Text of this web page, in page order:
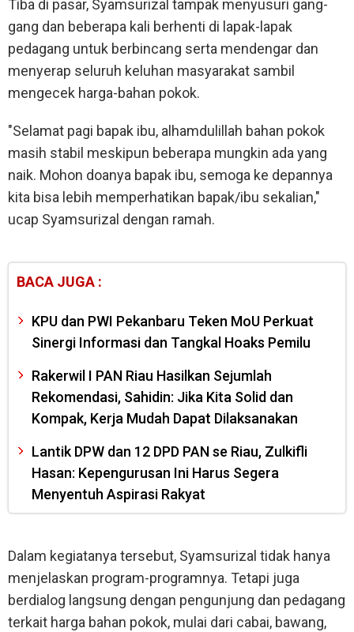
Tiba di pasar, Syamsurizal tampak menyusuri gang-
gang dan beberapa kali berhenti di lapak-lapak
pedagang untuk berbincang serta mendengar dan
menyerap seluruh keluhan masyarakat sambil
mengecek harga-bahan pokok.
"Selamat pagi bapak ibu, alhamdulillah bahan pokok
masih stabil meskipun beberapa mungkin ada yang
naik. Mohon doanya bapak ibu, semoga ke depannya
kita bisa lebih memperhatikan bapak/ibu sekalian,"
ucap Syamsurizal dengan ramah.
BACA JUGA :
KPU dan PWI Pekanbaru Teken MoU Perkuat
Sinergi Informasi dan Tangkal Hoaks Pemilu
Rakerwil I PAN Riau Hasilkan Sejumlah
Rekomendasi, Sahidin: Jika Kita Solid dan
Kompak, Kerja Mudah Dapat Dilaksanakan
Lantik DPW dan 12 DPD PAN se Riau, Zulkifli
Hasan: Kepengurusan Ini Harus Segera
Menyentuh Aspirasi Rakyat
Dalam kegiatanya tersebut, Syamsurizal tidak hanya
menjelaskan program-programnya. Tetapi juga
berdialog langsung dengan pengunjung dan pedagang
terkait harga bahan pokok, mulai dari cabai, bawang,